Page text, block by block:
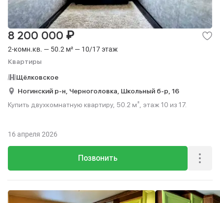
2-комн.кв. — 50.2 м² — 10/17 этаж
Квартиры
8 200 000 ₽
Щёлковское
Ногинский р-н, Черноголовка, Школьный б-р, 16
Купить двухкомнатную квартиру, 50.2 м², этаж 10 из 17.
Позвонить
16 апреля 2026